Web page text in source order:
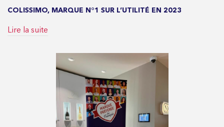
COLISSIMO, MARQUE N°1 SUR L’UTILITÉ EN 2023
Lire la suite